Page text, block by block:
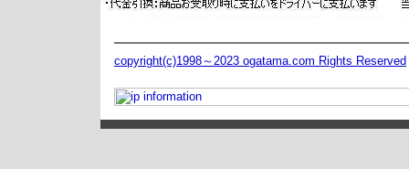
copyright(c)1998～2023 ogatama.com Rights Reserved